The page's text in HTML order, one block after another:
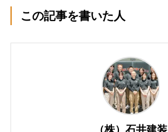
この記事を書いた人
（株）石井建装